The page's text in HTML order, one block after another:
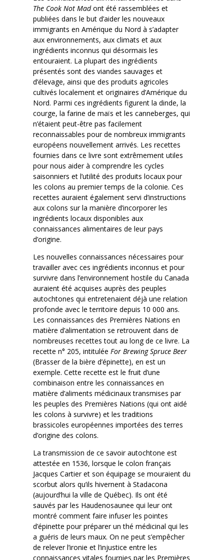
The Cook Not Madont été rassemblées et
publiées dans le but d’aider les nouveaux
immigrants en Amérique du Nord à s’adapter
aux environnements, aux climats et aux
ingrédients inconnus qui désormais les
entouraient. La plupart des ingrédients
présentés sont des viandes sauvages et
d’élevage, ainsi que des produits agricoles
cultivés localement et originaires d’Amérique du
Nord. Parmi ces ingrédients figurent la dinde, la
courge, la farine de maïs et les canneberges, qui
n’étaient peut-être pas facilement
reconnaissables pour de nombreux immigrants
européens nouvellement arrivés. Les recettes
fournies dans ce livre sont extrêmement utiles
pour nous aider à comprendre les cycles
saisonniers et l’utilité des produits locaux pour
les colons au premier temps de la colonie. Ces
recettes auraient également servi d’instructions
aux colons sur la manière d’incorporer les
ingrédients locaux disponibles aux
connaissances alimentaires de leur pays
d’origine.
Les nouvelles connaissances nécessaires pour
travailler avec ces ingrédients inconnus et pour
survivre dans l’environnement hostile du Canada
auraient été acquises auprès des peuples
autochtones qui entretenaient déjà une relation
profonde avec le territoire depuis 10 000 ans.
Les connaissances des Premières Nations en
matière d’alimentation se retrouvent dans de
nombreuses recettes tout au long de ce livre. La
recette n° 205, intitulée For Brewing Spruce Beer
(Brasser de la bière d’épinette), en est un
exemple. Cette recette est le fruit d’une
combinaison entre les connaissances en
matière d’aliments médicinaux transmises par
les peuples des Premières Nations (qui ont aidé
les colons à survivre) et les traditions
brassicoles européennes importées des terres
d’origine des colons.
La transmission de ce savoir autochtone est
attestée en 1536, lorsque le colon français
Jacques Cartier et son équipage se mouraient du
scorbut alors qu’ils hivernent à Stadacona
(aujourd’hui la ville de Québec). Ils ont été
sauvés par les Haudenosaunee qui leur ont
montré comment faire infuser les pointes
d’épinette pour préparer un thé médicinal qui les
a guéris de leurs maux. On ne peut s’empêcher
de relever l’ironie et l’injustice entre les
connaissances vitales fournies par les Premières